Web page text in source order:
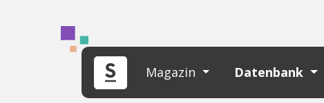
Magazin Datenbank